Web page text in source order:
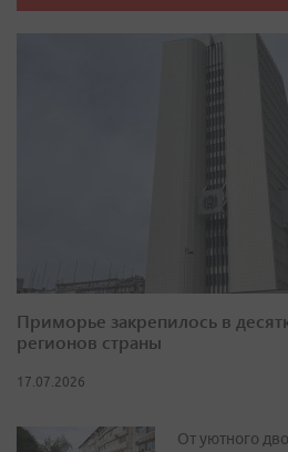
Приморье закрепилось в
регионов страны
17.07.2026
От уютного